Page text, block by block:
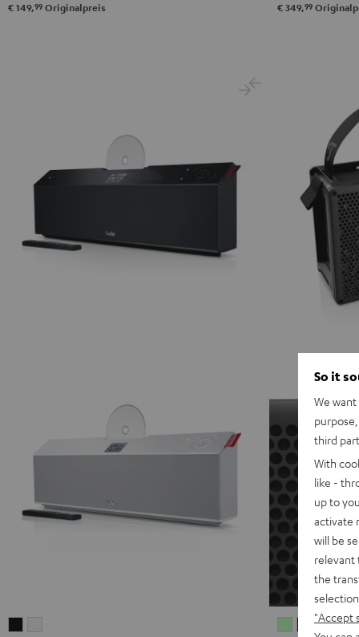
€ 149,99 Originalpreis € 349,99
MYNDMYND
So it
We
third
With
like -
up to
activate
will be
relevant
the
"Accept